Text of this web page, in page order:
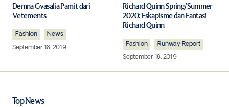
Required fields are marked*
Comment
Your Name
Demna Gvasalia Pamit dari
Vetements
Fashion
News
September 18, 2019
Richard Quinn Spring/Summer
2020: Eskapisme dan Fantasi
Richard Quinn
Fashion
Runway Report
September 18, 2019
Top News